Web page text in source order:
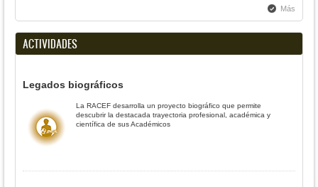
Más
ACTIVIDADES
Legados biográficos
La RACEF desarrolla un proyecto biográfico que permite
descubrir la destacada trayectoria profesional, académica y
científica de sus Académicos